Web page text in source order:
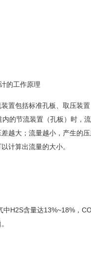
工作原理
包括标准孔板、取压装
的节流装置（孔板）时，
越大；流量越小，产生的
计算出流量的大小。
H2S含量达13%~18%，